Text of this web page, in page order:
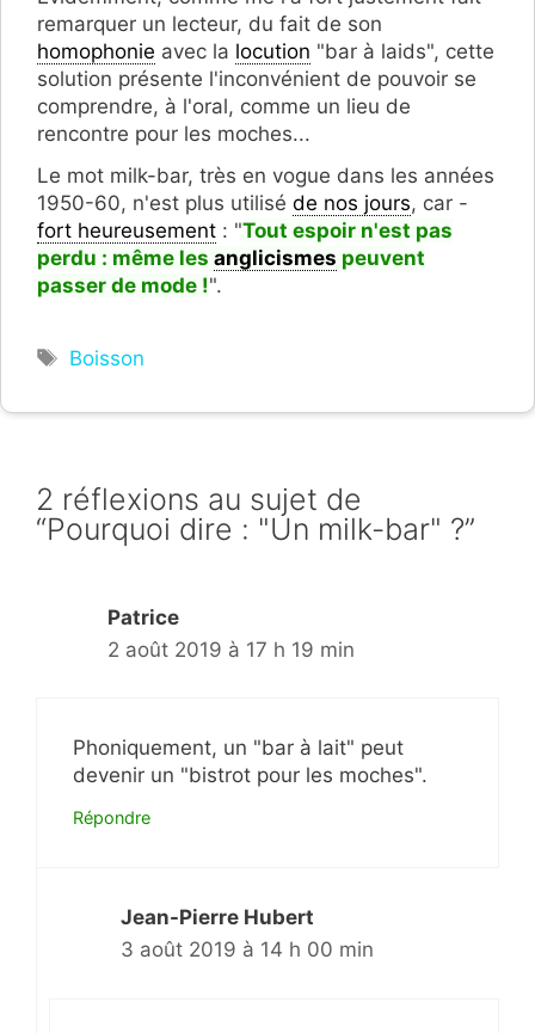
remarquer un lecteur, du fait de son
homophonie avec la locution "bar à laids", cette
solution présente l'inconvénient de pouvoir se
comprendre, à l'oral, comme un lieu de
rencontre pour les moches...
Le mot milk-bar, très en vogue dans les années
1950-60, n'est plus utilisé de nos jours, car -
fort heureusement : "Tout espoir n'est pas
perdu : même les anglicismes peuvent
passer de mode !".
Étiquettes
Boisson
2 réflexions au sujet de
“Pourquoi dire : "Un milk-bar" ?”
Patrice
2 août 2019 à 17 h 19 min
Phoniquement, un "bar à lait" peut
devenir un "bistrot pour les moches".
Répondre
Jean-Pierre Hubert
3 août 2019 à 14 h 00 min